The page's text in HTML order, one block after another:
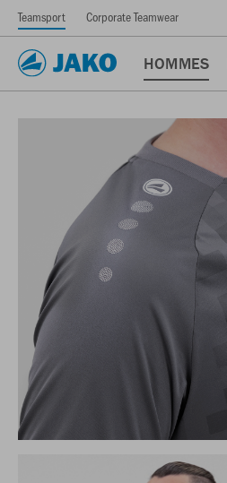
Teamsport Corporate Teamwear
HOMMES